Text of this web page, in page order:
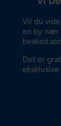
Vil du
en by nær
besked
Det er